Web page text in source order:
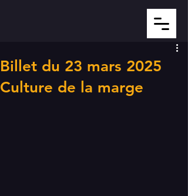
Billet du 23 mars 2025
Culture de la marge